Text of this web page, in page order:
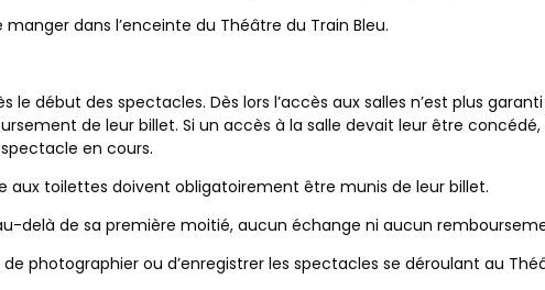
dans l’enceinte du Théâtre du Train Bleu.
le début des spectacles. Dès lors l’accès aux salles n’est plus
de leur billet. Si un accès à la salle devait leur être
en cours.
aux toilettes doivent obligatoirement être munis de leur billet.
delà de sa première moitié, aucun échange ni aucun
photographier ou d’enregistrer les spectacles se déroulant au